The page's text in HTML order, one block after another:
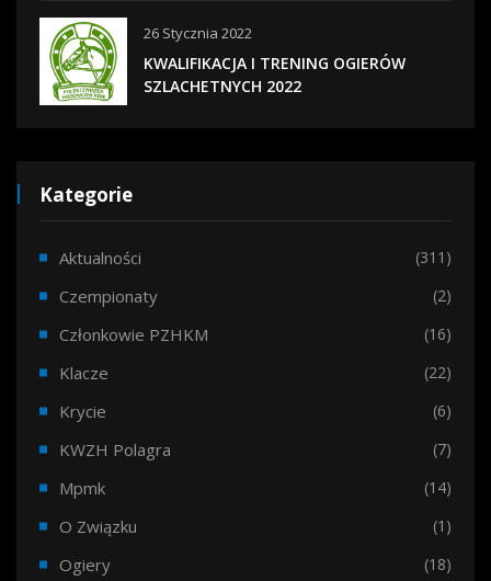
26 Stycznia 2022
KWALIFIKACJA I TRENING OGIERÓW
SZLACHETNYCH 2022
Kategorie
Aktualności (311)
Czempionaty (2)
Członkowie PZHKM (16)
Klacze (22)
Krycie (6)
KWZH Polagra (7)
Mpmk (14)
O Związku (1)
Ogiery (18)